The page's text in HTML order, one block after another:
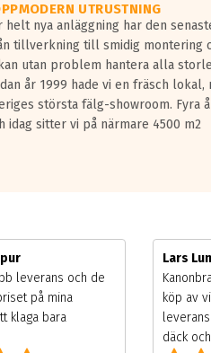
UTRUSTNING
helt nya anläggning har den
tillverkning till smidig montering
utan problem hantera alla
år 1999 hade vi en fräsch lokal,
största fälg-showroom. Fyra
idag sitter vi på närmare 4500 m2
leverans och de
på mina
klaga bara
Lars
köp av
däck